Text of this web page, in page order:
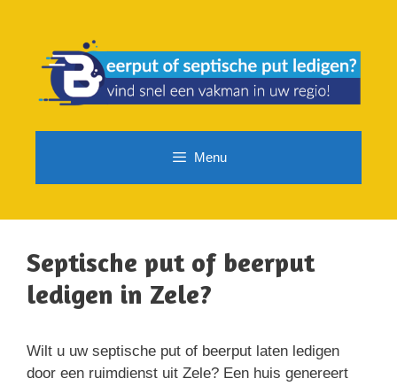
Menu
Septische put of beerput
ledigen in Zele?
Wilt u uw septische put of beerput laten ledigen
door een ruimdienst uit Zele? Een huis genereert